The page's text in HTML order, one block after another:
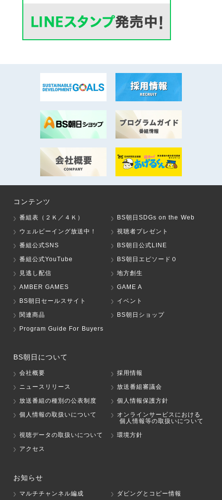
コンテンツ
番組表（２Ｋ／４Ｋ）
BS朝日SDGs on the Web
ウェルビーイング放送中！
視聴者プレゼント
番組公式SNS
BS朝日公式LINE
番組公式YouTube
BS朝日エピソード０
見逃し配信
地方創生
AMBER GAMES
GAME A
BS朝日セールスサイト
イベント
関連商品
BS朝日ショップ
Program Guide For Buyers
BS朝日について
会社概要
採用情報
ニュースリリース
放送番組審議会
放送番組の種別の公表制度
個人情報保護方針
個人情報の取扱いについて
オンラインサービスにおける
個人情報等の取扱いについて
視聴データの取扱いについて
環境方針
アクセス
お知らせ
マルチチャンネル編成 ダビングとコピー情報